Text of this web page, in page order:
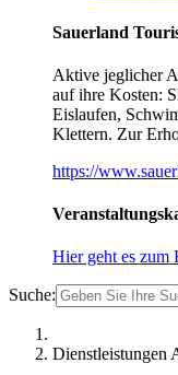
Sauerland
Aktive jeglicher
auf ihre Kosten:
Eislaufen,
Klettern. Zur
https://
Hier geht es zum
Suche:
Dienstleistungen